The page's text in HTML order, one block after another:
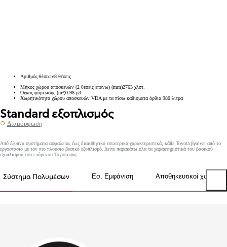
Αριθμός θέσεων8 θέσεις
Μήκος χώρου αποσκευών (2 θέσεις επάνω) (mm)2763 χλστ.
Όγκος φόρτωσης (m³)0.98 μ3
Χωρητικότητα χώρου αποσκευών VDA με τα πίσω καθίσματα όρθια 980 λίτρα
Standard εξοπλισμός
Διαμόρφωση
Από έξυπνα συστήματα ασφαλείας έως διαισθητικά εσωτερικά χαρακτηριστικά, κάθε Toyota βγαίνει από το
εργοστάσιο με τον πιο πλούσιο βασικό εξοπλισμό. Δείτε παρακάτω όλα τα χαρακτηριστικά του βασικού
εξοπλισμού του επόμενου Toyota σας:
Σύστημα Πολυμέσων Εσ. Εμφάνιση Αποθηκευτικοί χώροι
Previous tabs